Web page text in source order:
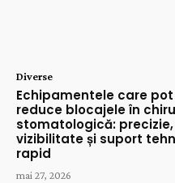
Diverse
Echipamentele care pot
reduce blocajele în
stomatologică: precizie,
vizibilitate și suport
rapid
mai 27, 2026